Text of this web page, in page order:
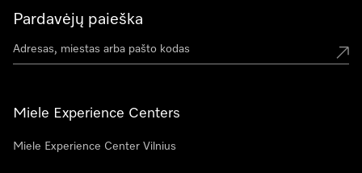
Pardavėjų paieška
Miele Experience Centers
Miele Experience Center Vilnius